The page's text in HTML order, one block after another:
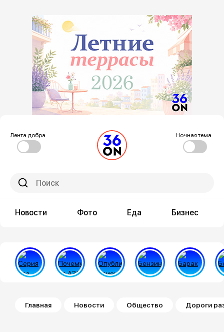
Лента добра Ночная тема
Новости Фото Еда Бизнес
Строка навигации
Главная Новости Общество Дороги